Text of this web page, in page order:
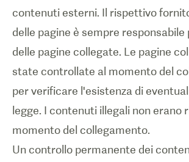
contenuti esterni. Il rispettivo
delle pagine è sempre
delle pagine collegate. Le pagine
state controllate al momento del
per verificare l'esistenza di
legge. I contenuti illegali non erano
momento del collegamento.
Un controllo permanente dei